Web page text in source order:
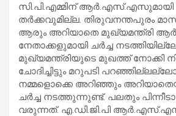
സി.പി.എമ്മിന്
തര്‍ക്കവുമില്ല. തിരുവനന്തപുരം
ആരും അറിയാതെ മുഖ്യമന്ത്രി
നേതാക്കളുമായി ചര്‍ച്ച
മുഖ്യമന്ത്രിയുടെ മുഖത്ത് നോക്കി
ചോദിച്ചിട്ടും മറുപടി
നമ്മളൊക്കെ അറിഞ്ഞും
ചര്‍ച്ച നടത്തുന്നുണ്ട്. പലതും
വരുന്നത്. എ.ഡി.ജി.പി